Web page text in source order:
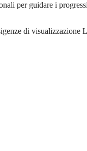
per guidare i
di visualizzazione